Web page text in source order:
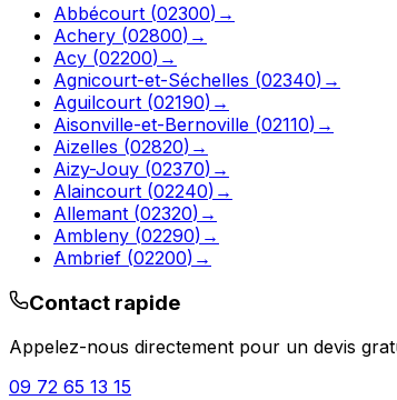
Abbécourt (02300) →
Achery (02800) →
Acy (02200) →
Agnicourt-et-Séchelles (02340) →
Aguilcourt (02190) →
Aisonville-et-Bernoville (02110) →
Aizelles (02820) →
Aizy-Jouy (02370) →
Alaincourt (02240) →
Allemant (02320) →
Ambleny (02290) →
Ambrief (02200) →
Contact rapide
Appelez-nous directement pour un devis
09 72 65 13 15